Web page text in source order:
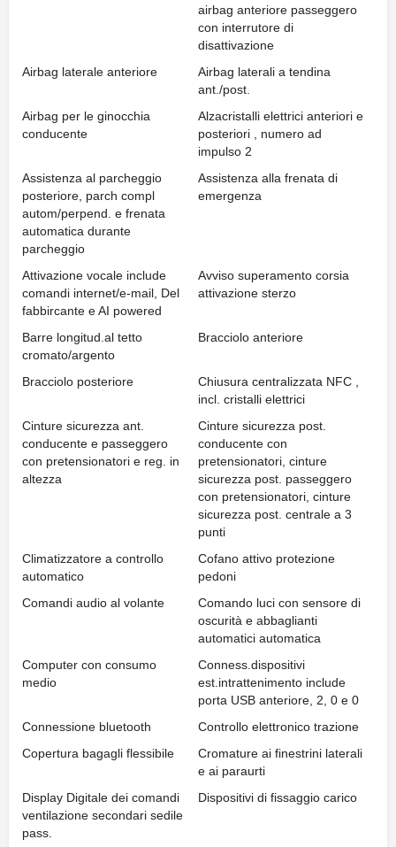
airbag anteriore passeggero
con interrutore di
disattivazione
Airbag laterale anteriore
Airbag laterali a tendina
ant./post.
Airbag per le ginocchia
conducente
Alzacristalli elettrici anteriori e
posteriori , numero ad
impulso 2
Assistenza al parcheggio
posteriore, parch compl
autom/perpend. e frenata
automatica durante
parcheggio
Assistenza alla frenata di
emergenza
Attivazione vocale include
comandi internet/e-mail, Del
fabbircante e AI powered
Avviso superamento corsia
attivazione sterzo
Barre longitud.al tetto
cromato/argento
Bracciolo anteriore
Bracciolo posteriore
Chiusura centralizzata NFC ,
incl. cristalli elettrici
Cinture sicurezza ant.
conducente e passeggero
con pretensionatori e reg. in
altezza
Cinture sicurezza post.
conducente con
pretensionatori, cinture
sicurezza post. passeggero
con pretensionatori, cinture
sicurezza post. centrale a 3
punti
Climatizzatore a controllo
automatico
Cofano attivo protezione
pedoni
Comandi audio al volante
Comando luci con sensore di
oscurità e abbaglianti
automatici automatica
Computer con consumo
medio
Conness.dispositivi
est.intrattenimento include
porta USB anteriore, 2, 0 e 0
Connessione bluetooth
Controllo elettronico trazione
Copertura bagagli flessibile
Cromature ai finestrini laterali
e ai paraurti
Display Digitale dei comandi
ventilazione secondari sedile
pass.
Dispositivi di fissaggio carico